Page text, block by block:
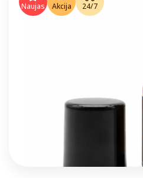
Naujas Akcija 24/7